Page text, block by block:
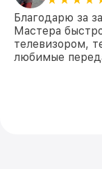
Благодарю за
Мастера
телевизором,
любимые